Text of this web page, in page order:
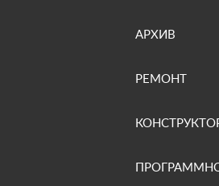
АРХИВ
РЕМОНТ